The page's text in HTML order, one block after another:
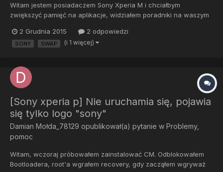
Witam jestem posiadaczem Sony Xperia M i chciałbym
zwiększyć pamięć na aplikacje, widziałem poradniki na waszym
wersje androida 4.3 jeśli ktoś wie jak to zrobić będę wdzięczny
za każdą poradę. Roota posiadam. Z góry dziękuje i pozdraw...
2 Grudnia 2015 2 odpowiedzi
SONY SWAP (i 1 więcej)
[Sony xperia p] Nie uruchamia się, pojawia
się tylko logo "sony"
Damian Mołda_78129 opublikował(a) pytanie w Problemy,
pomoc
Witam, wczoraj próbowałem zainstalować CM. Odblokowałem
Bootloadera, root'a wgrałem recovery, gdy zacząłem wgryważ